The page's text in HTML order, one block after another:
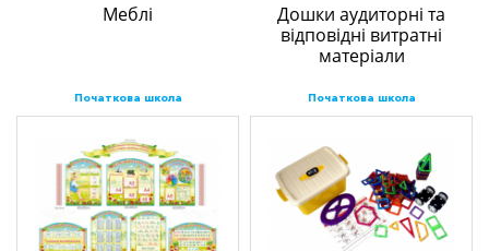
Меблі
Початкова школа
Дошки аудиторні та
відповідні витратні
матеріали
Початкова школа